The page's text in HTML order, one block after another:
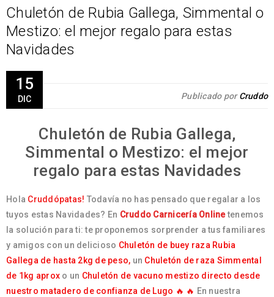
Chuletón de Rubia Gallega, Simmental o
Mestizo: el mejor regalo para estas
Navidades
15
DIC Publicado porCruddo
Chuletón de Rubia Gallega,
Simmental o Mestizo: el mejor
regalo para estas Navidades
Hola Cruddópatas! Todavía no has pensado que regalar a los
tuyos estas Navidades? En Cruddo Carnicería Onlinetenemos
la solución para ti: te proponemos sorprender a tus familiares
y amigos con un delicioso Chuletón de buey raza Rubia
Gallega de hasta 2kg de peso, un Chuletón de raza Simmental
de 1kg aprox o un Chuletón de vacuno mestizo directo desde
nuestro matadero de confianza de Lugo 🔥 🔥 En nuestra